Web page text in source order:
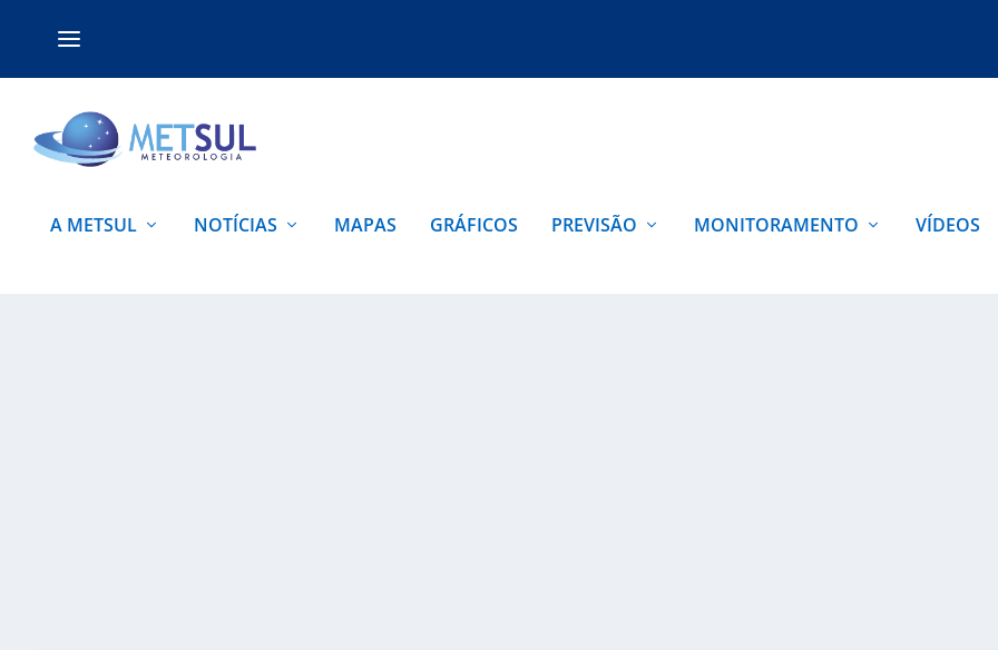
A METSUL NOTÍCIAS MAPAS GRÁFICOS PREVISÃO MONITORAMENTO VÍDEOS